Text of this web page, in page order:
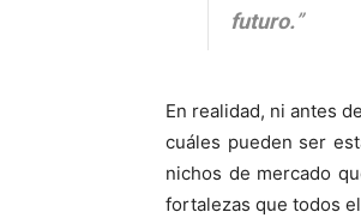
futuro.”
En realidad, ni antes
cuáles pueden ser
nichos de mercado
fortalezas que todos